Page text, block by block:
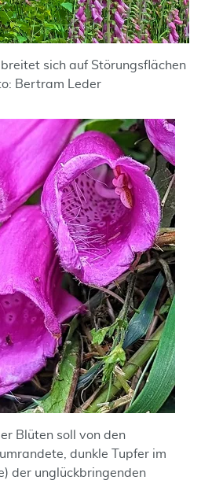
sich auf Störungsflächen
Bertram Leder
Blüten soll von den
dunkle Tupfer im
der unglückbringenden